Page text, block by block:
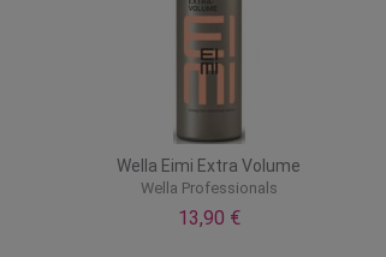
Wella Eimi Extra Volume
Wella Professionals
13,90 €